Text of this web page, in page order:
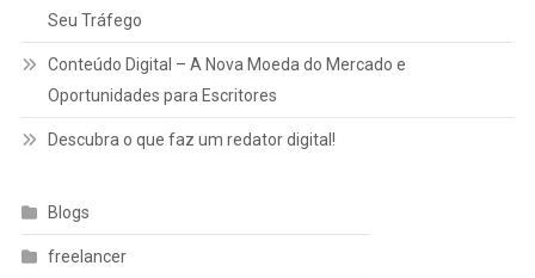
Seu Tráfego
Conteúdo Digital – A Nova Moeda do Mercado e
Oportunidades para Escritores
Descubra o que faz um redator digital!
Blogs
freelancer